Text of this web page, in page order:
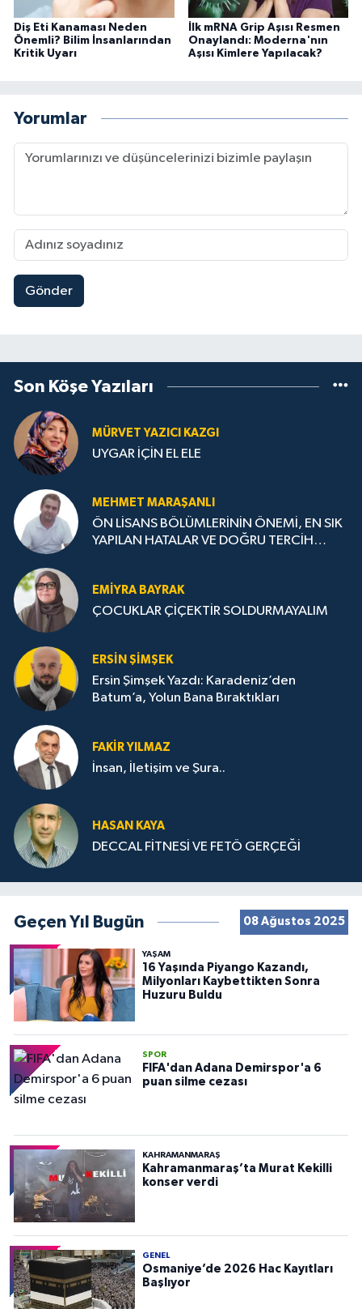
Diş Eti Kanaması Neden
Önemli? Bilim İnsanlarından
Kritik Uyarı
İlk mRNA Grip Aşısı Resmen
Onaylandı: Moderna'nın
Aşısı Kimlere Yapılacak?
Yorumlar
Gönder
Son Köşe Yazıları
MÜRVET YAZICI KAZGI
UYGAR İÇİN EL ELE
MEHMET MARAŞANLI
ÖN LİSANS BÖLÜMLERİNİN ÖNEMİ, EN SIK
YAPILAN HATALAR VE DOĞRU TERCİH
EMIYRA BAYRAK
ÇOCUKLAR ÇİÇEKTİR SOLDURMAYALIM
ERSIN ŞIMŞEK
Ersin Şimşek Yazdı: Karadeniz’den
Batum’a, Yolun Bana Bıraktıkları
FAKIR YILMAZ
İnsan, İletişim ve Şura..
HASAN KAYA
DECCAL FİTNESİ VE FETÖ GERÇEĞİ
Geçen Yıl Bugün 08 Ağustos 2025
YAŞAM
16 Yaşında Piyango Kazandı,
Milyonları Kaybettikten Sonra
Huzuru Buldu
SPOR
FIFA'dan Adana Demirspor'a 6
puan silme cezası
KAHRAMANMARAŞ
Kahramanmaraş’ta Murat Kekilli
konser verdi
GENEL
Osmaniye’de 2026 Hac Kayıtları
Başlıyor